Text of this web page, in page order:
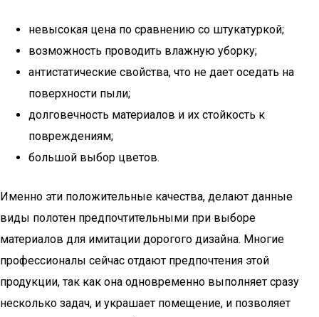
невысокая цена по сравнению со штукатуркой;
возможность проводить влажную уборку;
антистатические свойства, что не дает оседать на
поверхности пыли;
долговечность материалов и их стойкость к
повреждениям;
большой выбор цветов.
Именно эти положительные качества, делают данные
виды полотен предпочтительными при выборе
материалов для имитации дорогого дизайна. Многие
профессионалы сейчас отдают предпочтения этой
продукции, так как она одновременно выполняет сразу
несколько задач, и украшает помещение, и позволяет